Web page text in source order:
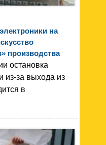
на
производства
остановка
из-за выхода из
в